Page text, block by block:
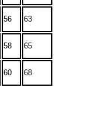
56 63
58 65
60 68